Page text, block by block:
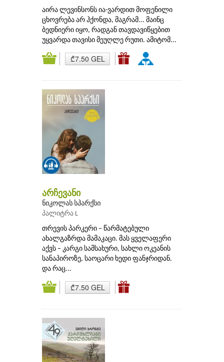
აირა ლევინსონს ია-ვარდით მოფენილი
ცხოვრება არ ჰქონდა, მაგრამ... მაინც
ბედნიერი იყო, რადგან თავდავიწყებით
უყვარდა თავისი მეუღლე რუთი. ამიტომ...
₾7.50 GEL
არჩევანი
ნიკოლას სპარქსი
პალიტრა L
თრევის პარკერი – წარმატებული
ახალგაზრდა მამაკაცი. მას ყველაფერი
აქვს – კარგი სამსახური, სახლი ოკეანის
სანაპიროზე, საოცარი ხედი ფანჯრიდან.
და რაც...
₾7.50 GEL